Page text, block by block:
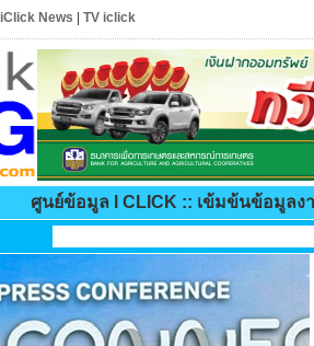
iClick News TV iclick
ศูนย์ข้อมูล I CLICK :: เข้มข้นข้อมูลง